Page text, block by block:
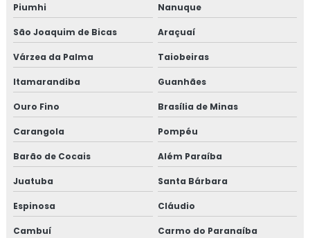
Empresa de treinamento para setor alimentício
Empresa de treinamento para setor de alimentos
Gmp para transporte de cargas
Treinamento em adequação para acreditação na iso
Treinamento em análise crítica de laudos de calibração
Treinamento em análise e diagnóstico de cultura
organizacional
Treinamento em análise sensorial
Piumhi Nanuque
São Joaquim de Bicas Araçuaí
Várzea da Palma Taiobeiras
Itamarandiba Guanhães
Ouro Fino Brasília de Minas
Carangola Pompéu
Barão de Cocais Além Paraíba
Juatuba Santa Bárbara
Espinosa Cláudio
Cambuí Carmo do Paranaíba